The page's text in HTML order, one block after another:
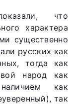
что
характера
существенно
русских как
тогда как
народ как
как
так